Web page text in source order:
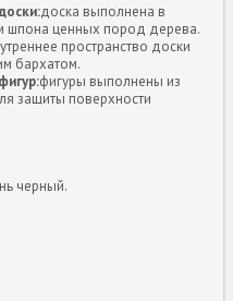
доска выполнена в
шпона ценных пород дерева.
пространство доски
бархатом.
фигуры выполнены из
защиты поверхности
черный.